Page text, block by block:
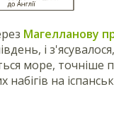
Магелланову
і
море, точніше
на